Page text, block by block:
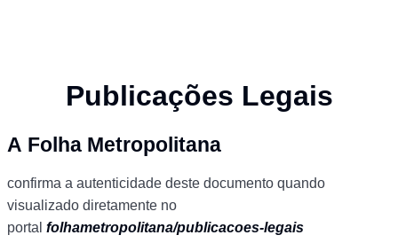
Publicações Legais
A Folha Metropolitana
confirma a autenticidade deste documento quando
visualizado diretamente no
portal folhametropolitana/publicacoes-legais